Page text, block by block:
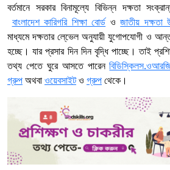
বর্তমানে সরকার বিনামূল্যে বিভিন্ন দক্ষতা
বাংলাদেশ কারিগরি শিক্ষা বোর্ডওজাতীয় দক্ষতা
মাধ্যমে দক্ষতার লে্ভেল অনুযায়ী যুগোপযোগী ও
হচ্ছে। যার প্রসার দিন দিন বৃদ্ধি পাচ্ছে। তাই
তথ্য পেতে ঘুরে আসতে পারেন
গ্রুপঅথবাওয়েবসাইটও গ্রুপথেকে।